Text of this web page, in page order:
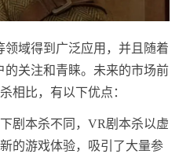
域得到广泛应用，并且随着
关注和青睐。未来的市场前
相比，有以下优点：
剧本杀不同，VR剧本杀以虚
的游戏体验，吸引了大量参